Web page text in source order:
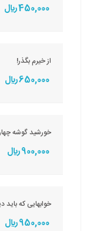
450,000 ريال
از خیرم بگذر!
650,000 ريال
خورشید گوشه
900,000 ريال
خوابهایی که
950,000 ريال